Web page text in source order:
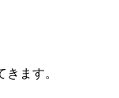
ます。